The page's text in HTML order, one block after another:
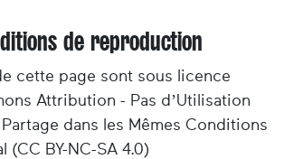
de reproduction
cette page sont sous licence
Attribution - Pas d’Utilisation
dans les Mêmes Conditions
(CC BY-NC-SA 4.0)